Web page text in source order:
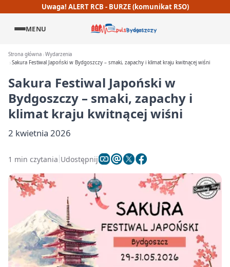
Uwaga! ALERT RCB - BURZE (komunikat RSO)
MENU
Strona główna Wydarzenia
Sakura Festiwal Japoński w Bydgoszczy – smaki, zapachy i klimat kraju kwitnącej wiśni
Sakura Festiwal Japoński w
Bydgoszczy – smaki, zapachy i
klimat kraju kwitnącej wiśni
2 kwietnia 2026
1 min czytania Udostępnij